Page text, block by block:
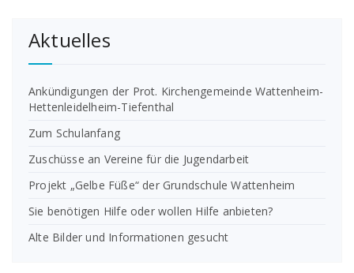
Aktuelles
Ankündigungen der Prot. Kirchengemeinde Wattenheim-
Hettenleidelheim-Tiefenthal
Zum Schulanfang
Zuschüsse an Vereine für die Jugendarbeit
Projekt „Gelbe Füße“ der Grundschule Wattenheim
Sie benötigen Hilfe oder wollen Hilfe anbieten?
Alte Bilder und Informationen gesucht